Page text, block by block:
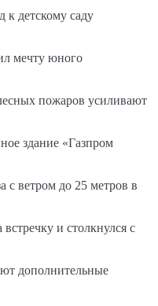
к детскому саду
мечту юного
пожаров усиливают
здание «Газпром
с ветром до 25 метров в
и столкнулся с
дополнительные